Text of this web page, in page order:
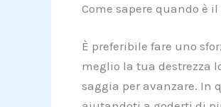
Come sapere quando è
È preferibile fare uno
meglio la tua destrezza
saggia per avanzare. In